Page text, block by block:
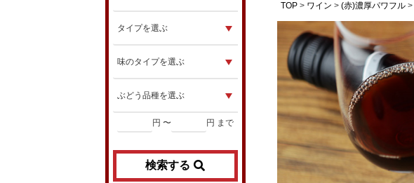
円 〜 円 まで
検索する
TOP
ワイン (赤)濃厚パワフル